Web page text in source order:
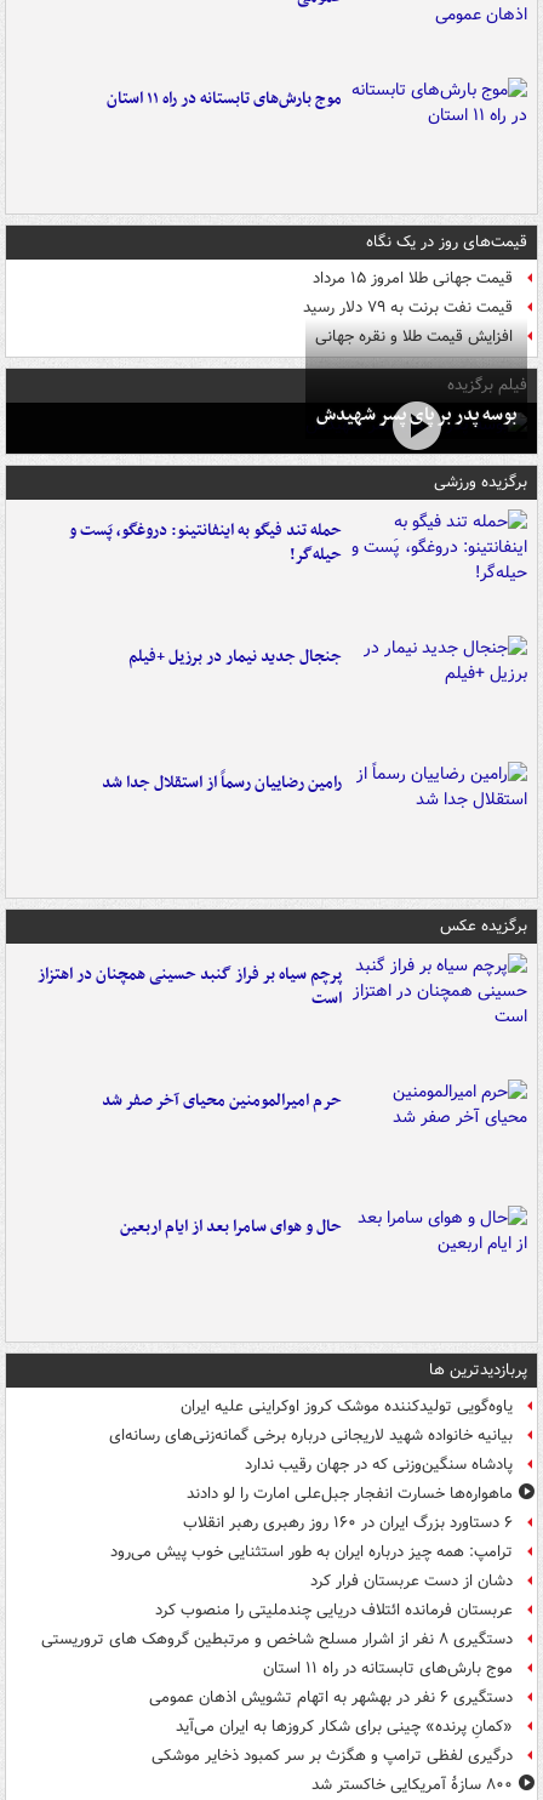
موج بارش‌های تابستانه در راه ۱۱ استان
قیمت‌های روز در یک نگاه
قیمت جهانی طلا امروز ۱۵ مرداد
قیمت نفت برنت به ۷۹ دلار رسید
افزایش قیمت طلا و نقره جهانی
فیلم برگزیده
بوسه‌ پدر بر پای پسر شهیدش
برگزیده ورزشی
حمله تند فیگو به اینفانتینو: دروغگو، پَست‌ و
حیله‌گر!
جنجال جدید نیمار در برزیل +فیلم
رامین رضاییان رسماً از استقلال جدا شد
برگزیده عکس
پرچم سیاه بر فراز گنبد حسینی همچنان در اهتزاز
است
حرم امیرالمومنین محیای آخر صفر شد
حال و هوای سامرا بعد از ایام اربعین
پربازدیدترین ها
یاوه‌گویی تولیدکننده موشک کروز اوکراینی علیه ایران
بیانیه خانواده شهید لاریجانی درباره برخی گمانه‌زنی‌های رسانه‌ای
پادشاه سنگین‌وزنی که در جهان رقیب ندارد
ماهواره‌ها خسارت انفجار جبل‌علی امارت را لو دادند
۶ دستاورد بزرگ ایران در ۱۶۰ روز رهبری رهبر انقلاب
ترامپ: همه چیز درباره ایران به طور استثنایی خوب پیش می‌رود
دشان از دست عربستان فرار کرد
عربستان فرمانده ائتلاف دریایی چندملیتی را منصوب کرد
دستگیری ۸ نفر از اشرار مسلح شاخص و مرتبطین گروهک های تروریستی
موج بارش‌های تابستانه در راه ۱۱ استان
دستگیری ۶ نفر در بهشهر به اتهام تشویش اذهان عمومی
«کمانِ پرنده» چینی برای شکار کروزها به ایران می‌آید
درگیری لفظی ترامپ و هگزث بر سر کمبود ذخایر موشکی
۸۰۰ سازۀ آمریکایی خاکستر شد